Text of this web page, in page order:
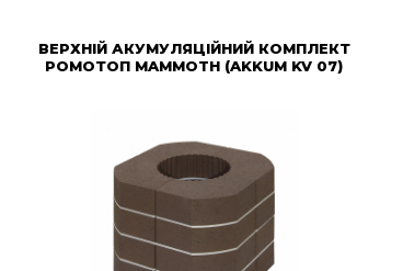
ВЕРХНІЙ АКУМУЛЯЦІЙНИЙ КОМПЛЕКТ
РОМОТОП MAMMOTH (AKKUM KV 07)